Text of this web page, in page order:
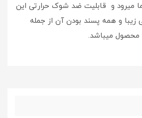
میرود و قابلیت ضد شوک حرارتی این
زیبا و همه پسند بودن آن از جمله
میباشد.